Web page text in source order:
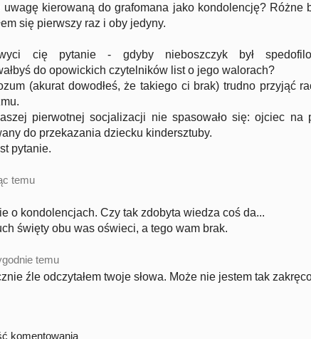
uwagę kierowaną do grafomana jako kondolencję? Różne
się pierwszy raz i oby jedyny.
cię pytanie - gdyby nieboszczyk był
do opowickich czytelników list o jego walorach?
(akurat dowodłeś, że takiego ci brak) trudno przyjąć
pierwotnej socjalizacji nie spasowało się: ojciec na
do przekazania dziecku kindersztuby.
pytanie.
temu
o kondolencjach. Czy tak zdobyta wiedza coś da...
święty obu was oświeci, a tego wam brak.
temu
źle odczytałem twoje słowa. Może nie jestem tak
komentowania